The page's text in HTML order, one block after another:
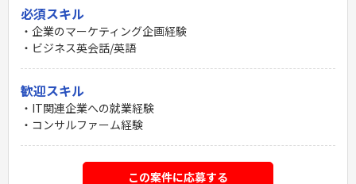
必須スキル
・企業のマーケティング企画経験
・ビジネス英会話/英語
歓迎スキル
・IT関連企業への就業経験
・コンサルファーム経験
この案件に応募する